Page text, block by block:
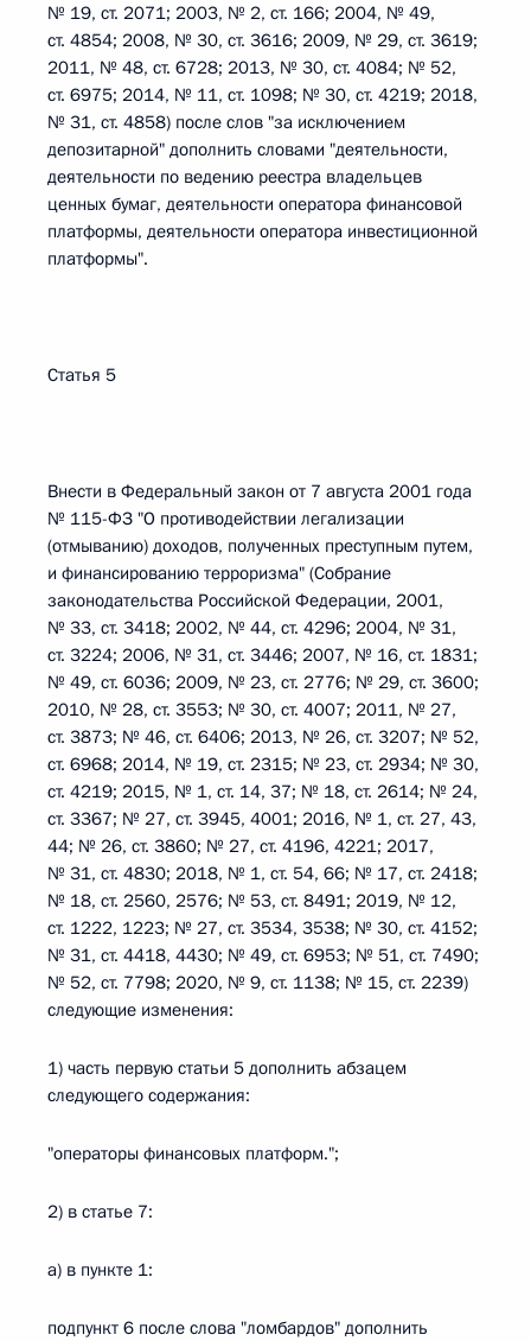
№ 19, ст. 2071; 2003, № 2, ст. 166; 2004, № 49,
ст. 4854; 2008, № 30, ст. 3616; 2009, № 29, ст. 3619;
2011, № 48, ст. 6728; 2013, № 30, ст. 4084; № 52,
ст. 6975; 2014, № 11, ст. 1098; № 30, ст. 4219; 2018,
№ 31, ст. 4858) после слов "за исключением
депозитарной" дополнить словами "деятельности,
деятельности по ведению реестра владельцев
ценных бумаг, деятельности оператора финансовой
платформы, деятельности оператора инвестиционной
платформы".
Статья 5
Внести в Федеральный закон от 7 августа 2001 года
№ 115-ФЗ "О противодействии легализации
(отмыванию) доходов, полученных преступным путем,
и финансированию терроризма" (Собрание
законодательства Российской Федерации, 2001,
№ 33, ст. 3418; 2002, № 44, ст. 4296; 2004, № 31,
ст. 3224; 2006, № 31, ст. 3446; 2007, № 16, ст. 1831;
№ 49, ст. 6036; 2009, № 23, ст. 2776; № 29, ст. 3600;
2010, № 28, ст. 3553; № 30, ст. 4007; 2011, № 27,
ст. 3873; № 46, ст. 6406; 2013, № 26, ст. 3207; № 52,
ст. 6968; 2014, № 19, ст. 2315; № 23, ст. 2934; № 30,
ст. 4219; 2015, № 1, ст. 14, 37; № 18, ст. 2614; № 24,
ст. 3367; № 27, ст. 3945, 4001; 2016, № 1, ст. 27, 43,
44; № 26, ст. 3860; № 27, ст. 4196, 4221; 2017,
№ 31, ст. 4830; 2018, № 1, ст. 54, 66; № 17, ст. 2418;
№ 18, ст. 2560, 2576; № 53, ст. 8491; 2019, № 12,
ст. 1222, 1223; № 27, ст. 3534, 3538; № 30, ст. 4152;
№ 31, ст. 4418, 4430; № 49, ст. 6953; № 51, ст. 7490;
№ 52, ст. 7798; 2020, № 9, ст. 1138; № 15, ст. 2239)
следующие изменения:
1) часть первую статьи 5 дополнить абзацем
следующего содержания:
"операторы финансовых платформ.";
2) в статье 7:
а) в пункте 1:
подпункт 6 после слова "ломбардов" дополнить